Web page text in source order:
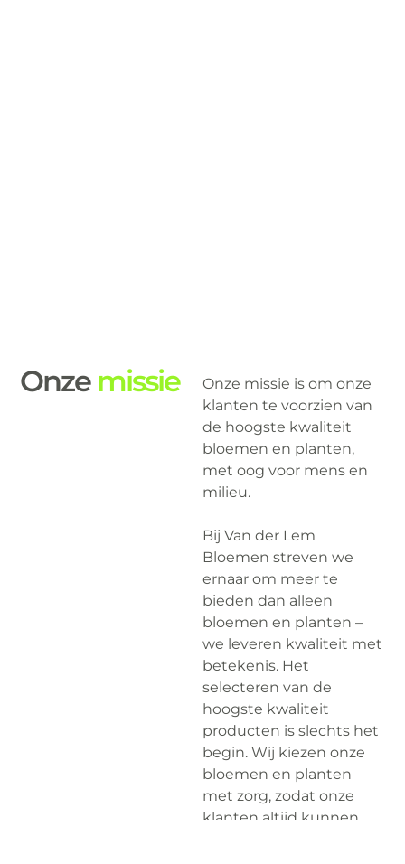
Onzemissie
Onze missie is om onze
klanten te voorzien van
de hoogste kwaliteit
bloemen en planten,
met oog voor mens en
milieu.
Bij Van der Lem
Bloemen streven we
ernaar om meer te
bieden dan alleen
bloemen en planten –
we leveren kwaliteit met
betekenis. Het
selecteren van de
hoogste kwaliteit
producten is slechts het
begin. Wij kiezen onze
bloemen en planten
met zorg, zodat onze
klanten altijd kunnen